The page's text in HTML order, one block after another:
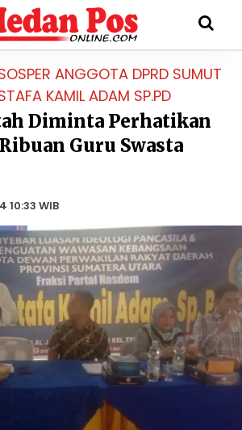
ANGGOTA DPRD SUMUT
KAMIL ADAM SP.PD
Diminta Perhatikan
Guru Swasta
10:33 WIB